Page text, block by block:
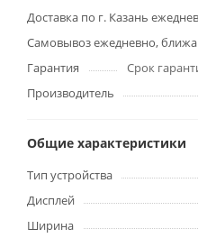
Доставка по г. Казань
Самовывоз ежедневно,
Гарантия
Срок
Производитель
Общие характеристики
Тип устройства
Дисплей
Ширина